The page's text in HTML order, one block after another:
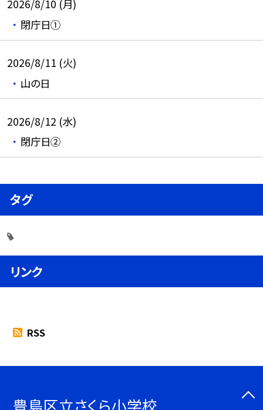
2026/8/10 (月)
閉庁日①
2026/8/11 (火)
山の日
2026/8/12 (水)
閉庁日②
タグ
リンク
RSS
豊島区立さくら小学校